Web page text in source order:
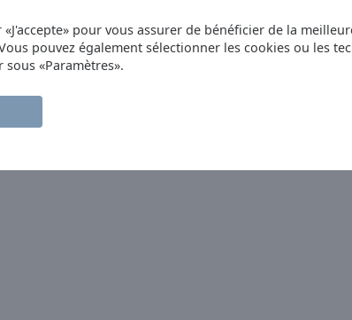
pour vous assurer de bénéficier de la
pouvez également sélectionner les cookies ou les
«Paramètres».